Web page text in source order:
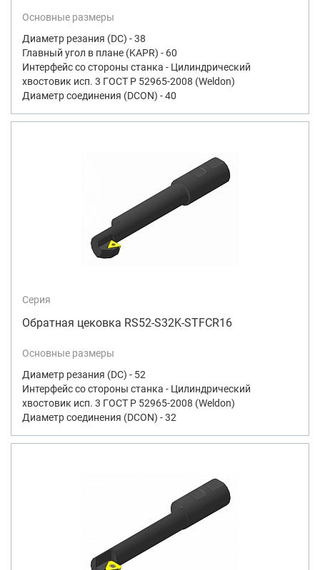
Основные размеры
Диаметр резания (DC) - 38
Главный угол в плане (KAPR) - 60
Интерфейс со стороны станка - Цилиндрический
хвостовик исп. 3 ГОСТ Р 52965-2008 (Weldon)
Диаметр соединения (DCON) - 40
Серия
Обратная цековка RS52-S32K-STFCR16
Основные размеры
Диаметр резания (DC) - 52
Интерфейс со стороны станка - Цилиндрический
хвостовик исп. 3 ГОСТ Р 52965-2008 (Weldon)
Диаметр соединения (DCON) - 32